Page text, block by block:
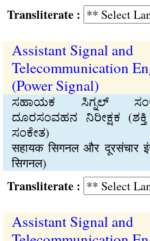
:
Assistant Signal and
Telecommunication
(Power Signal)
ಸಹಾಯಕ ಸಿಗ್ನಲ್
ದೂರಸಂವಹನ ನಿರೀಕ್ಷಕ
ಸಂಕೇತ)
सहायक सिगनल और दूरसंचार
सिगनल)
:
Assistant Signal and